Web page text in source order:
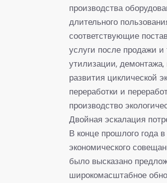
производства
длительного
соответствующие
услуги после продажи
утилизации,
развития циклической
переработки и
производство
Двойная эскалация
В конце прошлого года
экономического
было высказано
широкомасштабное